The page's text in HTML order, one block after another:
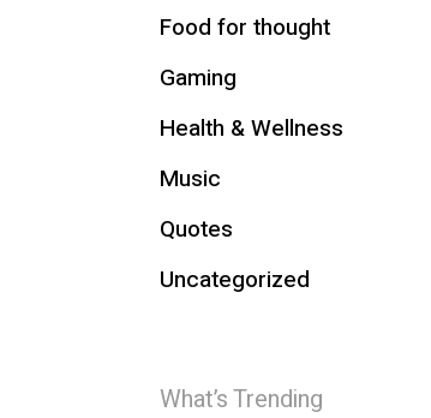
Food for thought
Gaming
Health & Wellness
Music
Quotes
Uncategorized
What’s Trending